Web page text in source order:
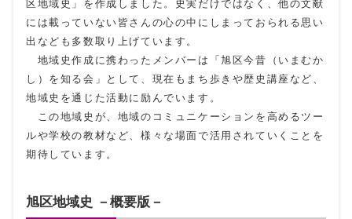
区地域史」を作成しました。史実だけではなく、他の文献
には載っていない皆さんの心の中にしまっておられる思い
出なども多数取り上げています。
地域史作成に携わったメンバーは「旭区今昔（いまむか
し）を知る会」として、現在もまち歩きや歴史講座など、
地域史を通じた活動に励んでいます。
この地域史が、地域のコミュニケーションを高めるツー
ルや学校の教材など、様々な場面で活用されていくことを
期待しています。
旭区地域史 －概要版－